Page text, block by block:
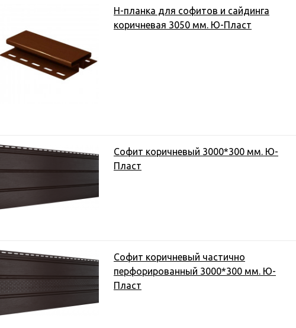
Н-планка для софитов и сайдинга
коричневая 3050 мм. Ю-Пласт
Софит коричневый 3000*300 мм. Ю-
Пласт
Софит коричневый частично
перфорированный 3000*300 мм. Ю-
Пласт